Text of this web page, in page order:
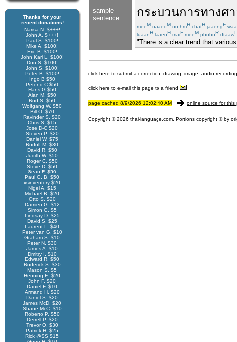
Thanks for your
recent donations!
Narisa N. $+++!
John A. $+++!
Paul S. $100!
Mike A. $100!
Eric B. $100!
John Karl L. $100!
Don S. $100!
John S. $100!
Peter B. $100!
Ingo B $50
Peter d C $50
Hans G $50
Alan M. $50
Rod S. $50
Wolfgang W. $50
Bill O. $70
Ravinder S. $20
Chris S. $15
Jose D-C $20
Steven P. $20
Daniel W. $75
Rudolf M. $30
David R. $50
Judith W. $50
Roger C. $50
Steve D. $50
Sean F. $50
Paul G. B. $50
xsinventory $20
Nigel A. $15
Michael B. $20
Otto S. $20
Damien G. $12
Simon G. $5
Lindsay D. $25
David S. $25
Laurent L. $40
Peter van G. $10
Graham S. $10
Peter N. $30
James A. $10
Dmitry I. $10
Edward R. $50
Roderick S. $30
Mason S. $5
Henning E. $20
John F. $20
Daniel F. $10
Armand H. $20
Daniel S. $20
James McD. $20
Shane McC. $10
Roberto P. $50
Derrell P. $20
Trevor O. $30
Patrick H. $25
Rick @SS $15
sample
sentence
กระบวนการทางศ
meeM naaeoM no:hmH chatH jaaengF waa
luaanH laaeoH maiF meeM phohnR dtaawL
"There is a clear trend that
click here to submit a correction, drawing, image, audio
click here to e-mail this page to a friend
page cached 8/9/2026 12:02:40 AM online source for this
Copyright © 2026 thai-language.com. Portions copyright © by